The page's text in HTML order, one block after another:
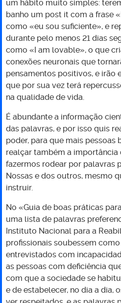
um hábito muito simples:
banho um post it com a frase
como «eu sou suficiente», e
durante pelo menos 21 dias
como «I am lovable», o que
conexões neuronais que
pensamentos positivos, e irão
que por sua vez terá
na qualidade de vida.
É abundante a informação
das palavras, e por isso quis
poder, para que mais pessoas
realçar também a importância
fazermos rodear por palavras
Nossas e dos outros, mesmo
instruir.
No «Guia de boas práticas
uma lista de palavras
Instituto Nacional para a
profissionais soubessem
entrevistados com
as pessoas com deficiência
com que a sociedade se
e de estabelecer, no dia a dia,